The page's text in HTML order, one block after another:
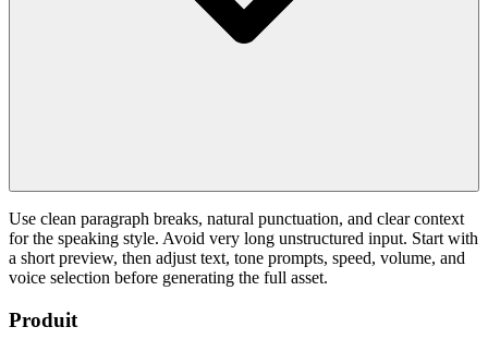
Use clean paragraph breaks, natural punctuation, and clear context
for the speaking style. Avoid very long unstructured input. Start with
a short preview, then adjust text, tone prompts, speed, volume, and
voice selection before generating the full asset.
Produit